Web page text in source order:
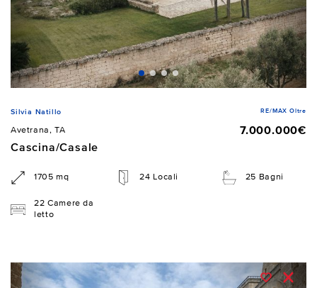
Silvia Natillo RE/MAX Oltre
Avetrana, TA
7.000.000€
Cascina/Casale
1705 mq 24 Locali 25 Bagni
22 Camere da
letto